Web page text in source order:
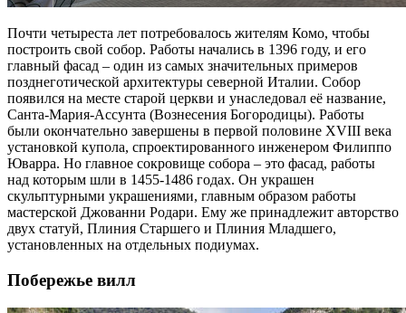
Почти четыреста лет потребовалось жителям Комо, чтобы
построить свой собор. Работы начались в 1396 году, и его
главный фасад – один из самых значительных примеров
позднеготической архитектуры северной Италии. Собор
появился на месте старой церкви и унаследовал её название,
Санта-Мария-Ассунта (Вознесения Богородицы). Работы
были окончательно завершены в первой половине XVIII века
установкой купола, спроектированного инженером Филиппо
Юварра. Но главное сокровище собора – это фасад, работы
над которым шли в 1455-1486 годах. Он украшен
скульптурными украшениями, главным образом работы
мастерской Джованни Родари. Ему же принадлежит авторство
двух статуй, Плиния Старшего и Плиния Младшего,
установленных на отдельных подиумах.
Побережье вилл